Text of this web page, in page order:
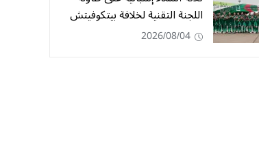
اللجنة التقنية لخلافة بيتكوفيتش
2026/08/04